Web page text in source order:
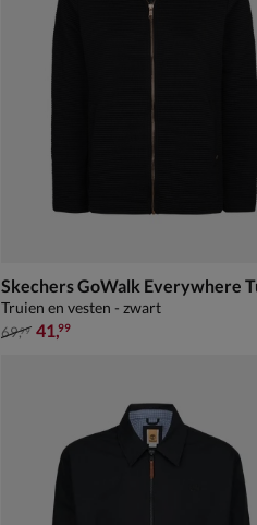
Skechers GoWalk Everywhere
Truien en vesten - zwart
van € 69,99 voor € 41,99
69,99 41,99